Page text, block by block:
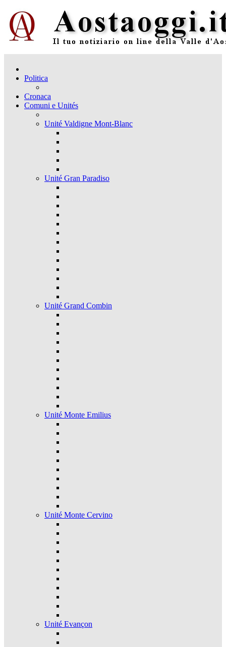
Politica
Cronaca
Comuni e Unités
Unité Valdigne Mont-Blanc
Unité Gran Paradiso
Unité Grand Combin
Unité Monte Emilius
Unité Monte Cervino
Unité Evançon